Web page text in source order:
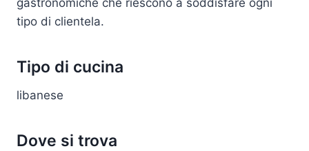
gastronomiche che riescono a soddisfare ogni
tipo di clientela.
Tipo di cucina
libanese
Dove si trova